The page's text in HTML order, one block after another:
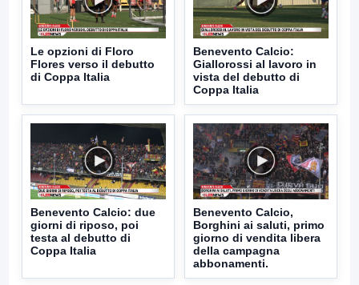
Le opzioni di Floro
Flores verso il debutto
di Coppa Italia
Benevento Calcio:
Giallorossi al lavoro in
vista del debutto di
Coppa Italia
Benevento Calcio: due
giorni di riposo, poi
testa al debutto di
Coppa Italia
Benevento Calcio,
Borghini ai saluti, primo
giorno di vendita libera
della campagna
abbonamenti.